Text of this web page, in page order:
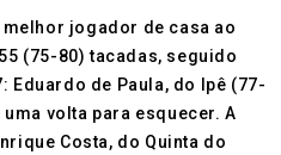
jogador de casa ao
(75-80) tacadas, seguido
de Paula, do Ipê (77-
volta para esquecer. A
Costa, do Quinta do